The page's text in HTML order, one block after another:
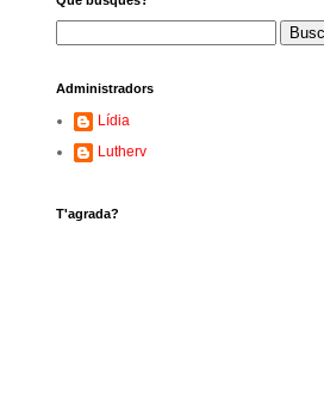
Administradors
Lídia
Lutherv
T'agrada?